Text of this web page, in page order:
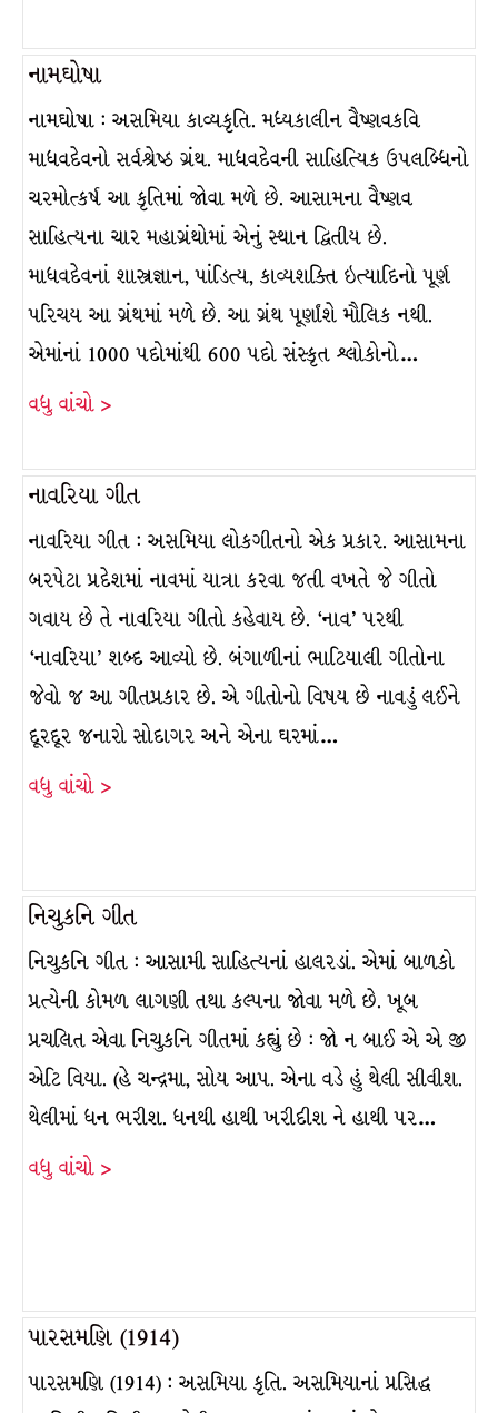
નામઘોષા
નામઘોષા : અસમિયા કાવ્યકૃતિ. મધ્યકાલીન વૈષ્ણવકવિ
માધવદેવનો સર્વશ્રેષ્ઠ ગ્રંથ. માધવદેવની સાહિત્યિક ઉપલબ્ધિનો
ચરમોત્કર્ષ આ કૃતિમાં જોવા મળે છે. આસામના વૈષ્ણવ
સાહિત્યના ચાર મહાગ્રંથોમાં એનું સ્થાન દ્વિતીય છે.
માધવદેવનાં શાસ્ત્રજ્ઞાન, પાંડિત્ય, કાવ્યશક્તિ ઇત્યાદિનો પૂર્ણ
પરિચય આ ગ્રંથમાં મળે છે. આ ગ્રંથ પૂર્ણાંશે મૌલિક નથી.
એમાંનાં 1000 પદોમાંથી 600 પદો સંસ્કૃત શ્લોકોનો…
વધુ વાંચો >
નાવરિયા ગીત
નાવરિયા ગીત : અસમિયા લોકગીતનો એક પ્રકાર. આસામના
બરપેટા પ્રદેશમાં નાવમાં યાત્રા કરવા જતી વખતે જે ગીતો
ગવાય છે તે નાવરિયા ગીતો કહેવાય છે. ‘નાવ’ પરથી
‘નાવરિયા’ શબ્દ આવ્યો છે. બંગાળીનાં ભાટિયાલી ગીતોના
જેવો જ આ ગીતપ્રકાર છે. એ ગીતોનો વિષય છે નાવડું લઈને
દૂરદૂર જનારો સોદાગર અને એના ઘરમાં…
વધુ વાંચો >
નિચુકનિ ગીત
નિચુકનિ ગીત : આસામી સાહિત્યનાં હાલરડાં. એમાં બાળકો
પ્રત્યેની કોમળ લાગણી તથા કલ્પના જોવા મળે છે. ખૂબ
પ્રચલિત એવા નિચુકનિ ગીતમાં કહ્યું છે : જો ન બાઈ એ એ જી
એટિ વિયા. (હે ચન્દ્રમા, સોય આપ. એના વડે હું થેલી સીવીશ.
થેલીમાં ધન ભરીશ. ધનથી હાથી ખરીદીશ ને હાથી પર…
વધુ વાંચો >
પારસમણિ (1914)
પારસમણિ (1914) : અસમિયા કૃતિ. અસમિયાનાં પ્રસિદ્ધ